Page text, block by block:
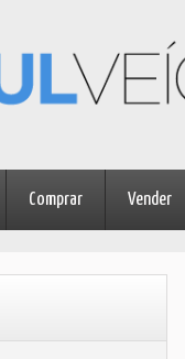
Comprar Vender